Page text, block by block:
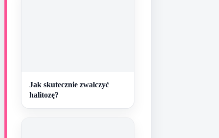
Jak skutecznie zwalczyć
halitozę?